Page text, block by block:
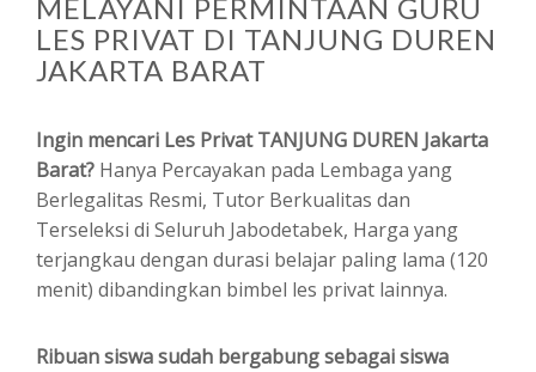
MELAYANI PERMINTAAN GURU
LES PRIVAT DI TANJUNG DUREN
JAKARTA BARAT
Ingin mencari Les Privat TANJUNG DUREN Jakarta
Barat? Hanya Percayakan pada Lembaga yang
Berlegalitas Resmi, Tutor Berkualitas dan
Terseleksi di Seluruh Jabodetabek, Harga yang
terjangkau dengan durasi belajar paling lama (120
menit) dibandingkan bimbel les privat lainnya.
Ribuan siswa sudah bergabung sebagai siswa